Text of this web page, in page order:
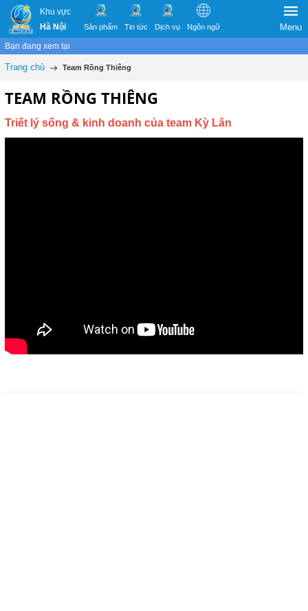
Khu vực
Hà Nội
Sản phẩm Tin tức Dịch vụ Ngôn ngữ Menu
Bạn đang xem tại
Trang chủ Team Rồng Thiêng
TEAM RỒNG THIÊNG
Triết lý sống & kinh doanh của team Kỳ Lân